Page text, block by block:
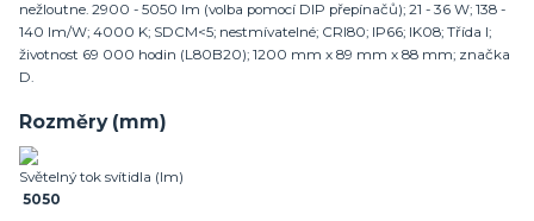
nežloutne. 2900 - 5050 lm (volba pomocí DIP přepínačů); 21 - 36 W; 138 -
140 lm/W; 4000 K; SDCM<5; nestmívatelné; CRI80; IP66; IK08; Třída I;
životnost 69 000 hodin (L80B20); 1200 mm x 89 mm x 88 mm; značka
D.
Rozměry (mm)
Světelný tok svítidla (lm)
5050